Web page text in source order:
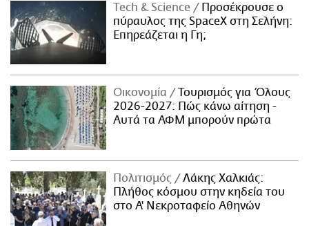
Τech & Science
Προσέκρουσε ο
πύραυλος της SpaceX στη Σελήνη:
Επηρεάζεται η Γη;
Οικονομία
Τουρισμός για Όλους
2026-2027: Πώς κάνω αίτηση -
Αυτά τα ΑΦΜ μπορούν πρώτα
Πολιτισμός
Λάκης Χαλκιάς:
Πλήθος κόσμου στην κηδεία του
στο Α' Νεκροταφείο Αθηνών